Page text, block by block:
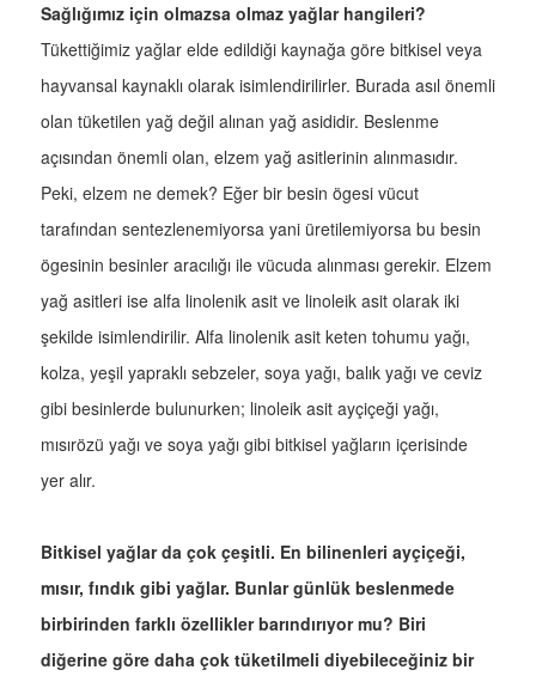
Sağlığımız için olmazsa olmaz yağlar hangileri?
Tükettiğimiz yağlar elde edildiği kaynağa göre bitkisel veya
hayvansal kaynaklı olarak isimlendirilirler. Burada asıl önemli
olan tüketilen yağ değil alınan yağ asididir. Beslenme
açısından önemli olan, elzem yağ asitlerinin alınmasıdır.
Peki, elzem ne demek? Eğer bir besin ögesi vücut
tarafından sentezlenemiyorsa yani üretilemiyorsa bu besin
ögesinin besinler aracılığı ile vücuda alınması gerekir. Elzem
yağ asitleri ise alfa linolenik asit ve linoleik asit olarak iki
şekilde isimlendirilir. Alfa linolenik asit keten tohumu yağı,
kolza, yeşil yapraklı sebzeler, soya yağı, balık yağı ve ceviz
gibi besinlerde bulunurken; linoleik asit ayçiçeği yağı,
mısırözü yağı ve soya yağı gibi bitkisel yağların içerisinde
yer alır.
Bitkisel yağlar da çok çeşitli. En bilinenleri ayçiçeği,
mısır, fındık gibi yağlar. Bunlar günlük beslenmede
birbirinden farklı özellikler barındırıyor mu? Biri
diğerine göre daha çok tüketilmeli diyebileceğiniz bir